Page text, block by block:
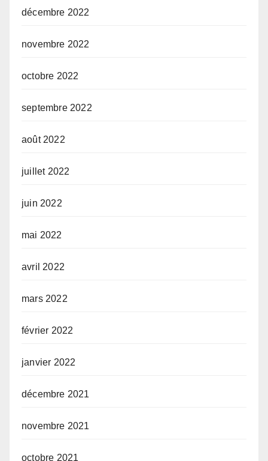
décembre 2022
novembre 2022
octobre 2022
septembre 2022
août 2022
juillet 2022
juin 2022
mai 2022
avril 2022
mars 2022
février 2022
janvier 2022
décembre 2021
novembre 2021
octobre 2021